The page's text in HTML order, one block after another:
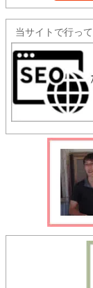
当サイトで行っ